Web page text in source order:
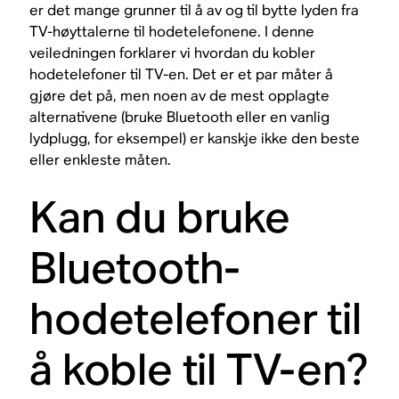
er det mange grunner til å av og til bytte lyden fra
TV-høyttalerne til hodetelefonene. I denne
veiledningen forklarer vi hvordan du kobler
hodetelefoner til TV-en. Det er et par måter å
gjøre det på, men noen av de mest opplagte
alternativene (bruke Bluetooth eller en vanlig
lydplugg, for eksempel) er kanskje ikke den beste
eller enkleste måten.
Kan du bruke
Bluetooth-
hodetelefoner til
å koble til TV-en?